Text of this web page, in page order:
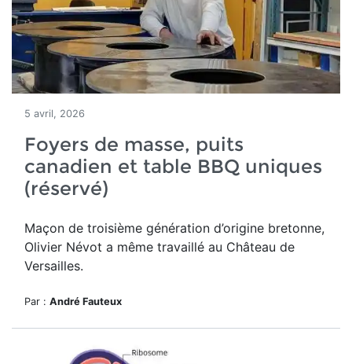
5 avril, 2026
Foyers de masse, puits
canadien et table BBQ uniques
(réservé)
Maçon de troisième génération d’origine bretonne,
Olivier Névot a même travaillé au Château de
Versailles.
Par : André Fauteux